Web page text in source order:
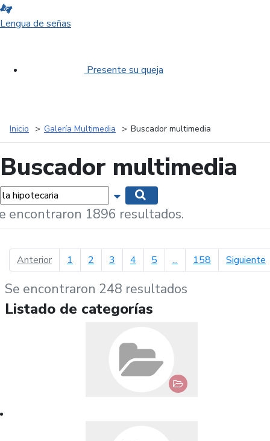
Lengua de señas
Presente su queja
Inicio Galería Multimedia Buscador multimedia
Buscador multimedia
Mostrar opciones de búsqueda
encontraron 1896 resultados.
Anteriorpágina anterior
1 2 3 4 5 ... 158 Siguiente
Se encontraron 248 resultados
Listado de categorías